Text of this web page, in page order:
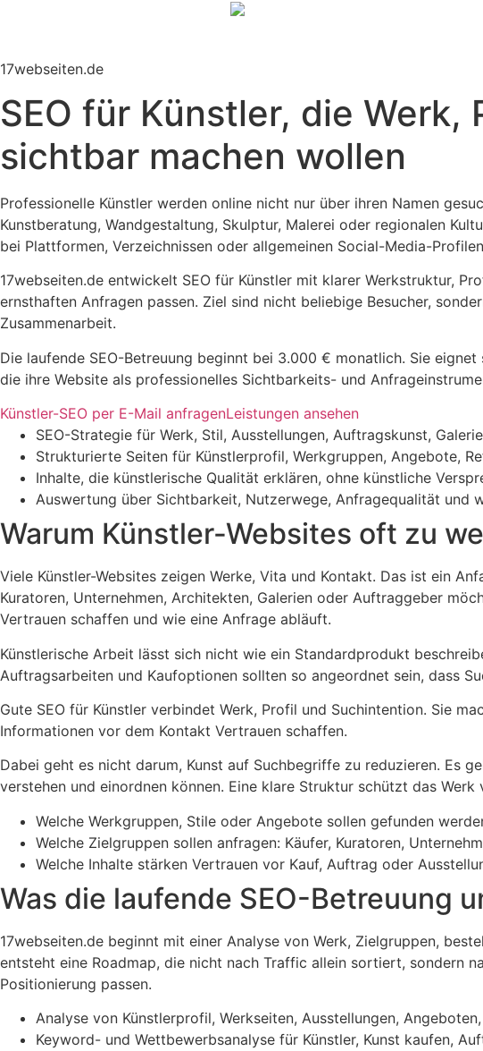
17webseiten.de
SEO für Künstler, die
sichtbar machen wollen
Professionelle Künstler werden online nicht nur über ihren Namen
Kunstberatung, Wandgestaltung, Skulptur, Malerei oder regionalen
bei Plattformen, Verzeichnissen oder allgemeinen Social-Media-
17webseiten.de entwickelt SEO für Künstler mit klarer Werkstruktur,
ernsthaften Anfragen passen. Ziel sind nicht beliebige Besucher,
Zusammenarbeit.
Die laufende SEO-Betreuung beginnt bei 3.000 € monatlich. Sie
die ihre Website als professionelles Sichtbarkeits- und
Künstler-SEO per E-Mail anfragenLeistungen ansehen
SEO-Strategie für Werk, Stil, Ausstellungen, Auftragskunst,
Strukturierte Seiten für Künstlerprofil, Werkgruppen, Angebote,
Inhalte, die künstlerische Qualität erklären, ohne künstliche
Auswertung über Sichtbarkeit, Nutzerwege, Anfragequalität und
Warum Künstler-Websites oft zu
Viele Künstler-Websites zeigen Werke, Vita und Kontakt. Das ist ein
Kuratoren, Unternehmen, Architekten, Galerien oder Auftraggeber
Vertrauen schaffen und wie eine Anfrage abläuft.
Künstlerische Arbeit lässt sich nicht wie ein Standardprodukt
Auftragsarbeiten und Kaufoptionen sollten so angeordnet sein, dass
Gute SEO für Künstler verbindet Werk, Profil und Suchintention. Sie
Informationen vor dem Kontakt Vertrauen schaffen.
Dabei geht es nicht darum, Kunst auf Suchbegriffe zu reduzieren. Es
verstehen und einordnen können. Eine klare Struktur schützt das
Welche Werkgruppen, Stile oder Angebote sollen gefunden
Welche Zielgruppen sollen anfragen: Käufer, Kuratoren,
Welche Inhalte stärken Vertrauen vor Kauf, Auftrag oder
Was die laufende SEO-Betreuung
17webseiten.de beginnt mit einer Analyse von Werk, Zielgruppen,
entsteht eine Roadmap, die nicht nach Traffic allein sortiert, sondern
Positionierung passen.
Analyse von Künstlerprofil, Werkseiten, Ausstellungen,
Keyword- und Wettbewerbsanalyse für Künstler, Kunst kaufen,